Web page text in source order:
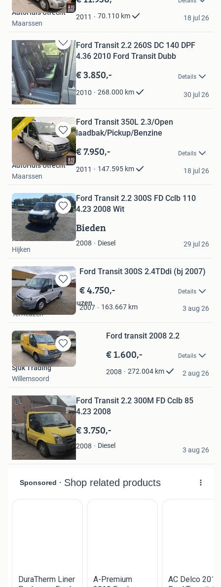
Mijn
Favorieten
2011 70.110 km
AutoHuis Utrecht
Maarssen
18 jul 26
Bewaren
in
Mijn
Favorieten
Ford Transit 2.2 260S DC 140 DPF
4.36 2010 Ford Transit Dubb
€ 3.850,- Details
2010 268.000 km
jan_brommer
Uithoorn
30 jul 26
Bewaren
in
Mijn
Favorieten
Ford Transit 350L 2.3/Open
laadbak/Pickup/Benzine
€ 7.950,- Details
2011 147.595 km
AutoHuis Utrecht
Maarssen
18 jul 26
Bewaren
in
Mijn
Favorieten
Ford Transit 2.2 300S FD Cclb 110
4.23 2008 Wit
Bieden
2008 Diesel
Rolf
Hijken
29 jul 26
Bewaren
in
Mijn
Favorieten
Ford Transit 300S 2.4TDdi (bj 2007)
€ 4.750,- Details
2007 163.667 km
Auto Occasion Terneuzen
Terneuzen
3 aug 26
Bewaren
in
Ford transit 2008 2.2
€ 1.600,- Details
2008 272.004 km
Sjuk Trading
Willemsoord
2 aug 26
in
Mijn
Favorieten
Ford Transit 2.2 300M FD Cclb 85
4.23 2008
€ 3.750,-
2008 Diesel
Neerkant
3 aug 26